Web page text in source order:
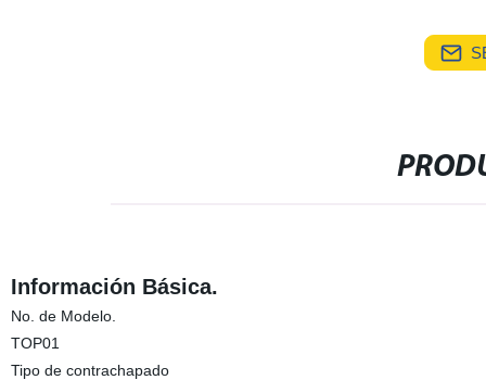
Información Básica.
No. de Modelo.
TOP01
Tipo de contrachapado